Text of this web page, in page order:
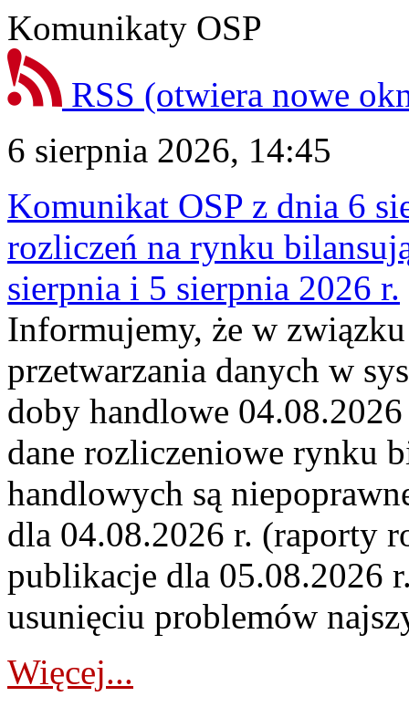
Komunikaty OSP
RSS (otwiera nowe
6 sierpnia 2026, 14:45
Komunikat OSP z dnia 6
rozliczeń na rynku
sierpnia i 5 sierpnia 2026 r.
Informujemy, że w
przetwarzania danych w
doby handlowe
dane rozliczeniowe rynku
handlowych są
dla 04.08.2026 r. (raporty
publikacje dla 05.08.2026
usunięciu problemów
Więcej...